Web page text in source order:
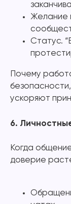
Желание
Статус.
Почему
ускоряют
6.
Когда
доверие